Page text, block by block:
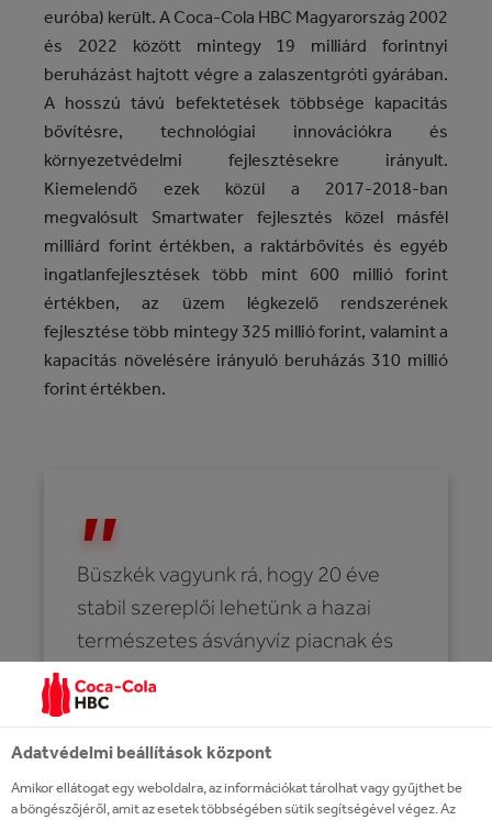
euróba) került. A Coca-Cola HBC Magyarország 2002
és 2022 között mintegy 19 milliárd forintnyi
beruházást hajtott végre a zalaszentgróti gyárában.
A hosszú távú befektetések többsége kapacitás
bővítésre, technológiai innovációkra és
környezetvédelmi fejlesztésekre irányult.
Kiemelendő ezek közül a 2017-2018-ban
megvalósult Smartwater fejlesztés közel másfél
milliárd forint értékben, a raktárbővítés és egyéb
ingatlanfejlesztések több mint 600 millió forint
értékben, az üzem légkezelő rendszerének
fejlesztése több mintegy 325 millió forint, valamint a
kapacitás növelésére irányuló beruházás 310 millió
forint értékben.
Büszkék vagyunk rá, hogy 20 éve
stabil szereplői lehetünk a hazai
természetes ásványvíz piacnak és
nagy öröm számunkra, hogy egy
ilyen kiváló minőségű víz áll a
meg az elmúlt két évtizedben,
Adatvédelmi beállítások központ
Amikor ellátogat egy weboldalra, az információkat tárolhat vagy gyűjthet be
a böngészőjéről, amit az esetek többségében sütik segítségével végez. Az